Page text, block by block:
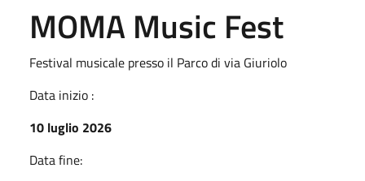
MOMA Music Fest
Festival musicale presso il Parco di via Giuriolo
Data inizio :
10 luglio 2026
Data fine: